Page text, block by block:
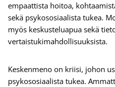
empaattista hoitoa,
sekä psykososiaalista tukea.
myös keskusteluapua sekä
vertaistukimahdollisuuksista.
Keskenmeno on kriisi, johon
psykososiaalista tukea.